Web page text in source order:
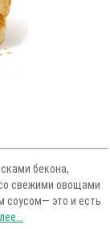
бекона,
свежими овощами
это и есть